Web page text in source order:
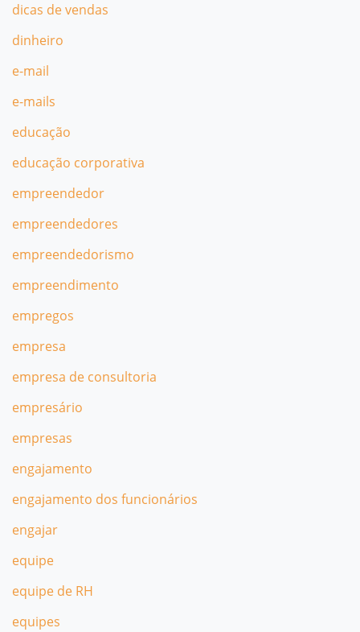
dicas de vendas
dinheiro
e-mail
e-mails
educação
educação corporativa
empreendedor
empreendedores
empreendedorismo
empreendimento
empregos
empresa
empresa de consultoria
empresário
empresas
engajamento
engajamento dos funcionários
engajar
equipe
equipe de RH
equipes